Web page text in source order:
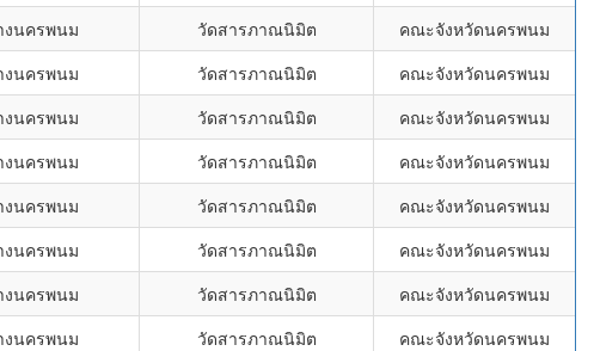
งนครพนม วัดสารภาณนิมิต
คณะจังหวัดนครพนม
งนครพนม วัดสารภาณนิมิต
คณะจังหวัดนครพนม
งนครพนม วัดสารภาณนิมิต
คณะจังหวัดนครพนม
งนครพนม วัดสารภาณนิมิต
คณะจังหวัดนครพนม
งนครพนม วัดสารภาณนิมิต
คณะจังหวัดนครพนม
งนครพนม วัดสารภาณนิมิต
คณะจังหวัดนครพนม
งนครพนม วัดสารภาณนิมิต
คณะจังหวัดนครพนม
งนครพนม วัดสารภาณนิมิต
คณะจังหวัดนครพนม